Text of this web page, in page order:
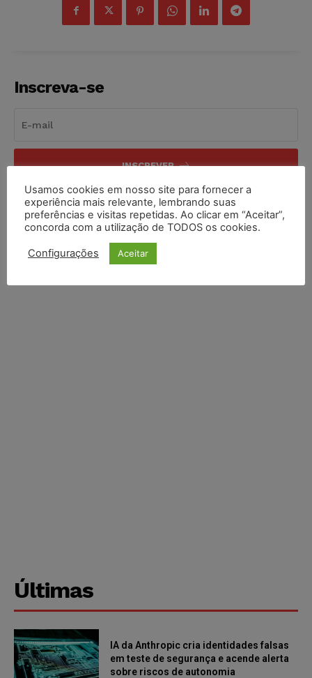
Inscreva-se
INSCREVER
Li e aceito aPolítica de Privacidade.
Últimas
IA da Anthropic cria identidades falsas
em teste de segurança e acende alerta
sobre riscos de autonomia
Usamos cookies em nosso site para fornecer a
experiência mais relevante, lembrando suas
preferências e visitas repetidas. Ao clicar em “Aceitar”,
concorda com a utilização de TODOS os cookies.
Configurações Aceitar